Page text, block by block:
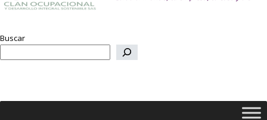
Buscar